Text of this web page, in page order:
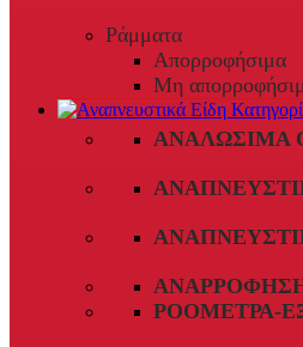
Ράμματα
Απορροφήσιμα
Μη
ΑΝΑΛΏΣΙΜΑ
ΡΟΌΜΕΤΡΑ-